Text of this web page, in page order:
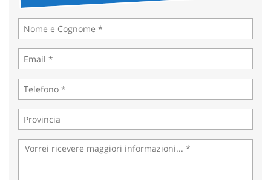
Cookie necessari
Cookie delle preferenze
Cookie per il miglioramento dell'esperienza utente